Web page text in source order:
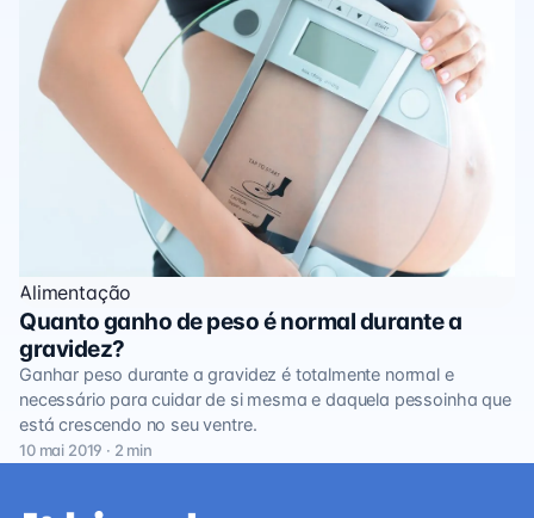
Alimentação
Quanto ganho de peso é normal durante a
gravidez?
Ganhar peso durante a gravidez é totalmente normal e
necessário para cuidar de si mesma e daquela pessoinha que
está crescendo no seu ventre.
10 mai 2019 · 2 min